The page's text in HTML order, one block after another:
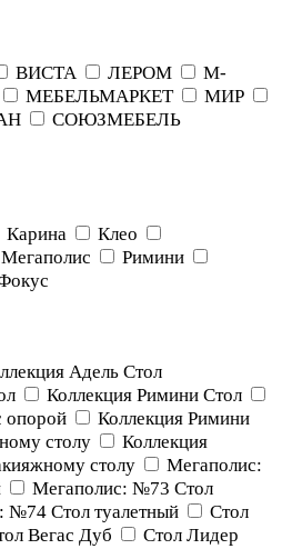
ВИСТА ЛЕРОМ
М-
МЕБЕЛЬМАРКЕТ
МИР
СОЮЗМЕБЕЛЬ
Карина
Клео
Мегаполис
Римини
Адель Стол
Коллекция Римини Стол
опорой
Коллекция Римини
столу
Коллекция
столу
Мегаполис:
Мегаполис: №73 Стол
№74 Стол туалетный
Стол
Вегас Дуб
Стол Лидер